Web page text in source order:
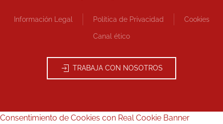
Información Legal Política de Privacidad Cookies
Canal ético
TRABAJA CON NOSOTROS
Consentimiento de Cookies con Real Cookie Banner